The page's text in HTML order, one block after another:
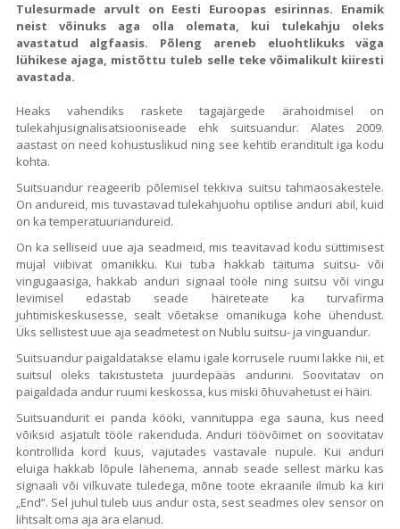
Tulesurmade arvult on Eesti Euroopas esirinnas. Enamik
neist võinuks aga olla olemata, kui tulekahju oleks
avastatud algfaasis. Põleng areneb eluohtlikuks väga
lühikese ajaga, mistõttu tuleb selle teke võimalikult kiiresti
avastada.
Heaks vahendiks raskete tagajärgede ärahoidmisel on
tulekahjusignalisatsiooniseade ehk suitsuandur. Alates 2009.
aastast on need kohustuslikud ning see kehtib eranditult iga kodu
kohta.
Suitsuandur reageerib põlemisel tekkiva suitsu tahmaosakestele.
On andureid, mis tuvastavad tulekahjuohu optilise anduri abil, kuid
on ka temperatuuriandureid.
On ka selliseid uue aja seadmeid, mis teavitavad kodu süttimisest
mujal viibivat omanikku. Kui tuba hakkab täituma suitsu- või
vingugaasiga, hakkab anduri signaal tööle ning suitsu või vingu
levimisel edastab seade häireteate ka turvafirma
juhtimiskeskusesse, sealt võetakse omanikuga kohe ühendust.
Üks sellistest uue aja seadmetest on Nublu suitsu- ja vinguandur.
Suitsuandur paigaldatakse elamu igale korrusele ruumi lakke nii, et
suitsul oleks takistusteta juurdepääs andurini. Soovitatav on
paigaldada andur ruumi keskossa, kus miski õhuvahetust ei häiri.
Suitsuandurit ei panda kööki, vannituppa ega sauna, kus need
võiksid asjatult tööle rakenduda. Anduri töövõimet on soovitatav
kontrollida kord kuus, vajutades vastavale nupule. Kui anduri
eluiga hakkab lõpule lähenema, annab seade sellest märku kas
signaali või vilkuvate tuledega, mõne toote ekraanile ilmub ka kiri
„End“. Sel juhul tuleb uus andur osta, sest seadmes olev sensor on
lihtsalt oma aja ära elanud.